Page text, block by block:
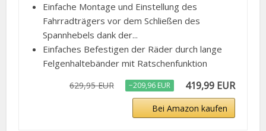
Einfache Montage und Einstellung des
Fahrradträgers vor dem Schließen des
Spannhebels dank der...
Einfaches Befestigen der Räder durch lange
Felgenhaltebänder mit Ratschenfunktion
629,95 EUR −209,96 EUR 419,99 EUR
Bei Amazon kaufen